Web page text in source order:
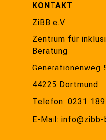
KONTAKT
ZiBB e.V.
Zentrum für
Beratung
Generationenweg
44225 Dortmund
Telefon: 0231
E-Mail: